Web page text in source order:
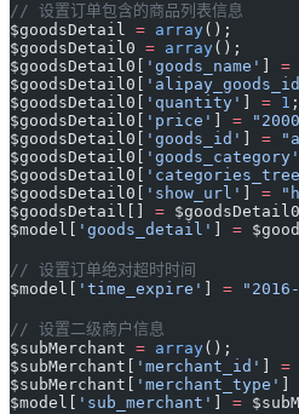
// 设置订单包含的商品列表信息
$goodsDetail = array();
$goodsDetail0 = array();
$goodsDetail0[
'goods_name' =
$goodsDetail0[
$goodsDetail0[
'quantity' = 1 ;
$goodsDetail0[
'price' =
$goodsDetail0[
'goods_id' =
$goodsDetail0[
'goods_category'
$goodsDetail0[
$goodsDetail0[
'show_url' =
$goodsDetail[] =
$model[
'goods_detail' =
// 设置订单绝对超时时间
$model[
'time_expire' =
// 设置二级商户信息
$subMerchant = array();
$subMerchant[
'merchant_id' =
$subMerchant[
'merchant_type'
$model[
'sub_merchant' =